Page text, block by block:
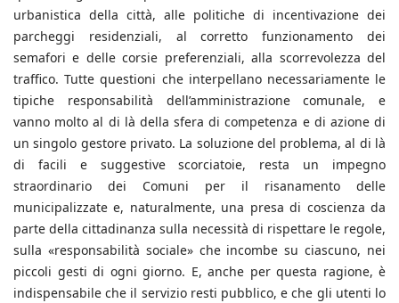
urbanistica della città, alle politiche di incentivazione dei
parcheggi residenziali, al corretto funzionamento dei
semafori e delle corsie preferenziali, alla scorrevolezza del
traffico. Tutte questioni che interpellano necessariamente le
tipiche responsabilità dell’amministrazione comunale, e
vanno molto al di là della sfera di competenza e di azione di
un singolo gestore privato. La soluzione del problema, al di là
di facili e suggestive scorciatoie, resta un impegno
straordinario dei Comuni per il risanamento delle
municipalizzate e, naturalmente, una presa di coscienza da
parte della cittadinanza sulla necessità di rispettare le regole,
sulla «responsabilità sociale» che incombe su ciascuno, nei
piccoli gesti di ogni giorno. E, anche per questa ragione, è
indispensabile che il servizio resti pubblico, e che gli utenti lo